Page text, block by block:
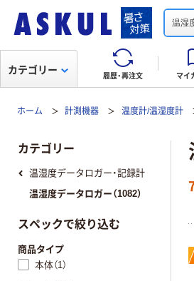
温湿
履歴・再注文 マイ
カテゴリー
ホーム 計測機器 温度計/温湿度計
カテゴリー
温湿度データロガー・記録計
温湿度データロガー（1082）
スペックで絞り込む
商品タイプ
本体（1）